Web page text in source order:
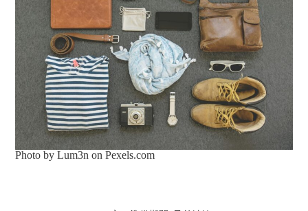
Photo by Lum3n onPexels.com